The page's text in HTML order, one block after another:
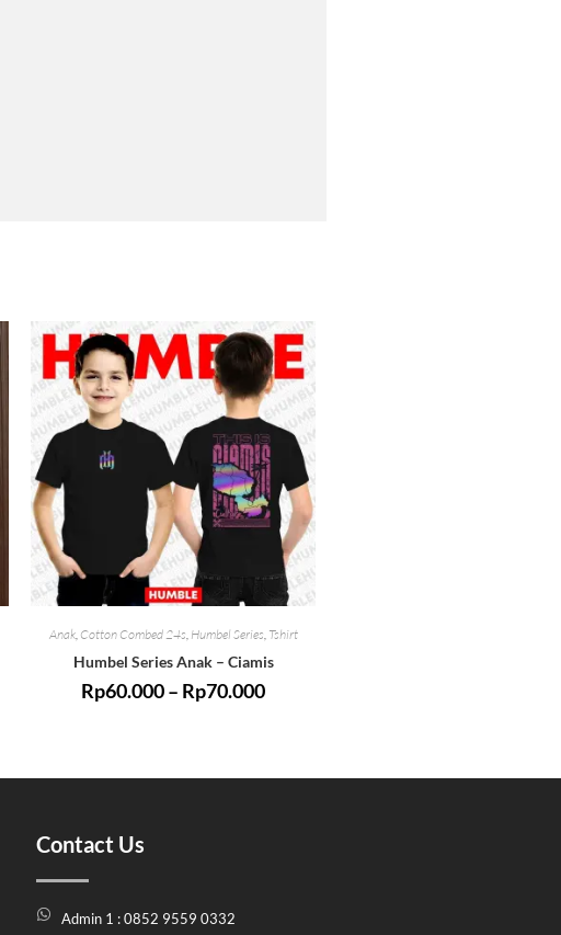
Anak, Cotton Combed 24s, Humbel Series, Tshirt
Humbel Series Anak – Ciamis
Rp60.000– Rp70.000
Contact Us
Admin 1 : 0852 9559 0332